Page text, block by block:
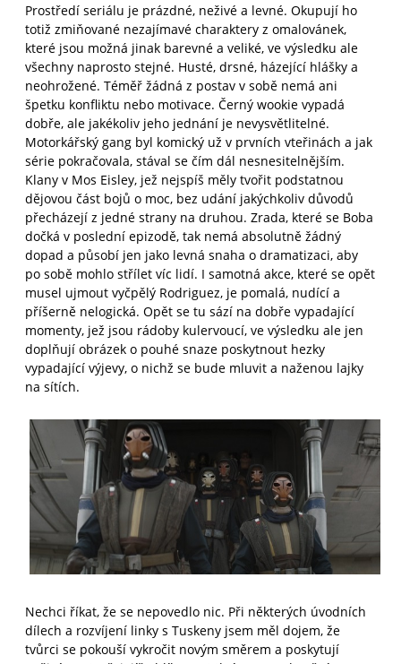
Prostředí seriálu je prázdné, neživé a levné. Okupují ho
totiž zmiňované nezajímavé charaktery z omalovánek,
které jsou možná jinak barevné a veliké, ve výsledku ale
všechny naprosto stejné. Husté, drsné, házející hlášky a
neohrožené. Téměř žádná z postav v sobě nemá ani
špetku konfliktu nebo motivace. Černý wookie vypadá
dobře, ale jakékoliv jeho jednání je nevysvětlitelné.
Motorkářský gang byl komický už v prvních vteřinách a jak
série pokračovala, stával se čím dál nesnesitelnějším.
Klany v Mos Eisley, jež nejspíš měly tvořit podstatnou
dějovou část bojů o moc, bez udání jakýchkoliv důvodů
přecházejí z jedné strany na druhou. Zrada, které se Boba
dočká v poslední epizodě, tak nemá absolutně žádný
dopad a působí jen jako levná snaha o dramatizaci, aby
po sobě mohlo střílet víc lidí. I samotná akce, které se opět
musel ujmout vyčpělý Rodriguez, je pomalá, nudící a
příšerně nelogická. Opět se tu sází na dobře vypadající
momenty, jež jsou rádoby kulervoucí, ve výsledku ale jen
doplňují obrázek o pouhé snaze poskytnout hezky
vypadající výjevy, o nichž se bude mluvit a naženou lajky
na sítích.
Nechci říkat, že se nepovedlo nic. Při některých úvodních
dílech a rozvíjení linky s Tuskeny jsem měl dojem, že
tvůrci se pokouší vykročit novým směrem a poskytují